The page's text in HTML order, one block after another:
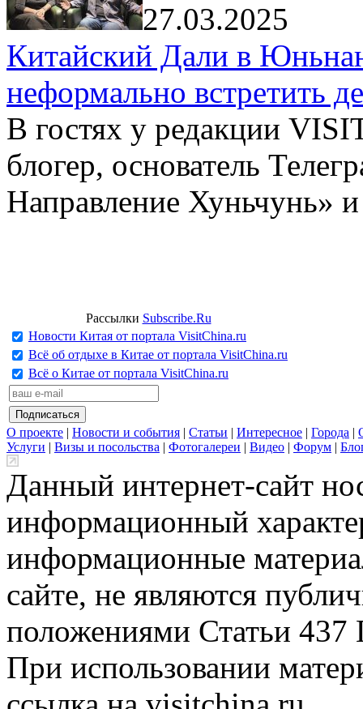
27.03.2025
Китайский Дали в
неформально встретить
В гостях у редакции
блогер, основатель
Направление Хуньчунь»
Рассылки Subscribe.Ru
Новости Китая от портала VisitChina.ru
Всё об отдыхе в Китае от портала VisitChina.ru
Всё о Китае от портала VisitChina.ru
О проекте | Новости и события | Статьи | Интересное | Города |
Услуги | Визы и посольства | Фотогалереи | Видео | Форум |
Данный интернет-сайт
информационный
информационные
сайте, не являются
положениями Статьи 437
При использовании